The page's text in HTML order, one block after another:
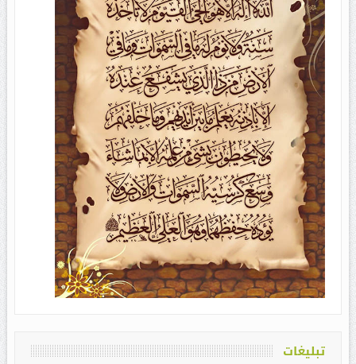
تبلیغات